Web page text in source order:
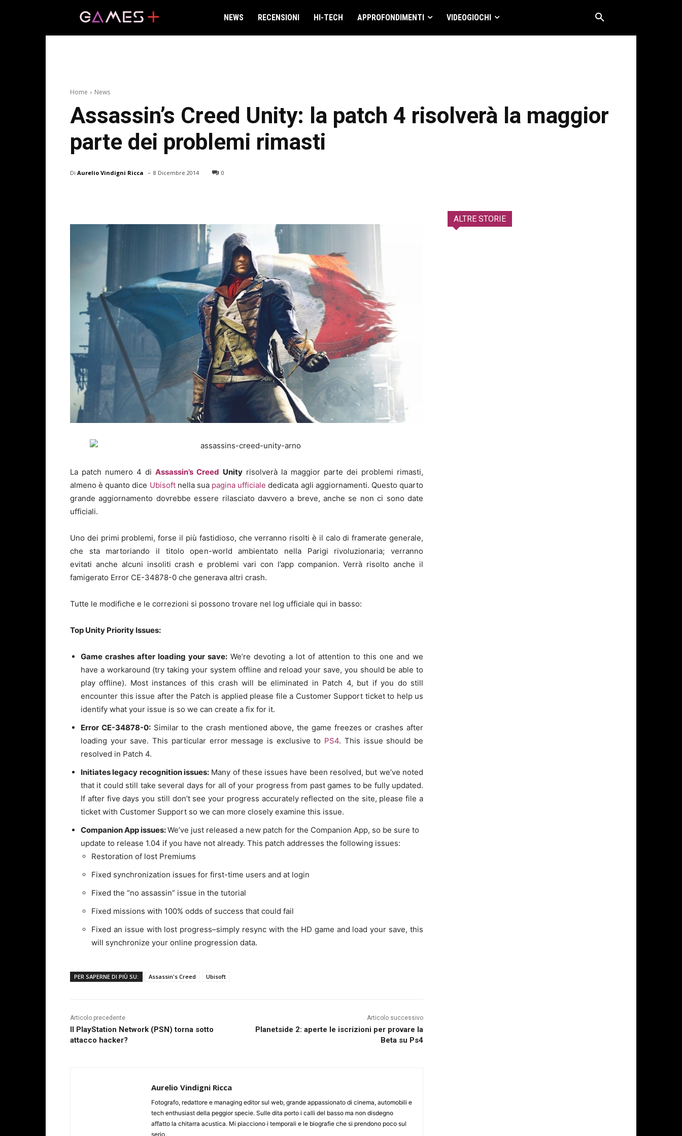
NEWS RECENSIONI HI-TECH APPROFONDIMENTI VIDEOGIOCHI
Home News
Assassin’s Creed Unity: la patch 4 risolverà la maggior
parte dei problemi rimasti
Di Aurelio Vindigni Ricca - 8 Dicembre 2014 0
La patch numero 4 diAssassin’s Creed Unityrisolverà la maggior parte dei problemi rimasti,
almeno è quanto dice Ubisoftnella suapagina ufficiale dedicata agli aggiornamenti. Questo quarto
grande aggiornamento dovrebbe essere rilasciato davvero a breve, anche se non ci sono date
ufficiali.
Uno dei primi problemi, forse il più fastidioso, che verranno risolti è il calo di framerate generale,
che sta martoriando il titolo open-world ambientato nella Parigi rivoluzionaria; verranno
evitati anche alcuni insoliti crash e problemi vari con l’app companion. Verrà risolto anche il
famigerato Error CE-34878-0 che generava altri crash.
Tutte le modifiche e le correzioni si possono trovare nel log ufficiale qui in basso:
Top Unity Priority Issues:
Game crashes after loading your save: We’re devoting a lot of attention to this one and we
have a workaround (try taking your system offline and reload your save, you should be able to
play offline). Most instances of this crash will be eliminated in Patch 4, but if you do still
encounter this issue after the Patch is applied please file a Customer Support ticket to help us
identify what your issue is so we can create a fix for it.
Error CE-34878-0:Similar to the crash mentioned above, the game freezes or crashes after
loading your save. This particular error message is exclusive to PS4. This issue should be
resolved in Patch 4.
Initiates legacy recognition issues:Many of these issues have been resolved, but we’ve noted
that it could still take several days for all of your progress from past games to be fully updated.
If after five days you still don’t see your progress accurately reflected on the site, please file a
ticket with Customer Support so we can more closely examine this issue.
Companion App issues:We’ve just released a new patch for the Companion App, so be sure to
update to release 1.04 if you have not already. This patch addresses the following issues:
Restoration of lost Premiums
Fixed synchronization issues for first-time users and at login
Fixed the “no assassin” issue in the tutorial
Fixed missions with 100% odds of success that could fail
Fixed an issue with lost progress–simply resync with the HD game and load your save, this
will synchronize your online progression data.
PER SAPERNE DI PIÙ SU: Assassin's Creed Ubisoft
Articolo precedente
Il PlayStation Network (PSN) torna sotto
attacco hacker?
Articolo successivo
Planetside 2: aperte le iscrizioni per provare la
Beta su Ps4
Aurelio Vindigni Ricca
Fotografo, redattore e managing editor sul web, grande appassionato di cinema, automobili e
tech enthusiast della peggior specie. Sulle dita porto i calli del basso ma non disdegno
affatto la chitarra acustica. Mi piacciono i temporali e le biografie che si prendono poco sul
serio.
ALTRE STORIE